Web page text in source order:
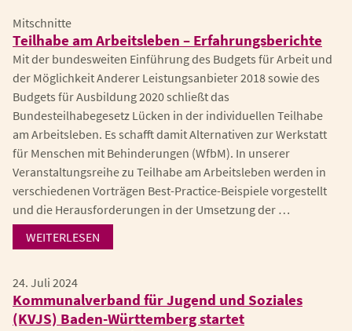
Mitschnitte
Teilhabe am Arbeitsleben – Erfahrungsberichte
Mit der bundesweiten Einführung des Budgets für Arbeit und
der Möglichkeit Anderer Leistungsanbieter 2018 sowie des
Budgets für Ausbildung 2020 schließt das
Bundesteilhabegesetz Lücken in der individuellen Teilhabe
am Arbeitsleben. Es schafft damit Alternativen zur Werkstatt
für Menschen mit Behinderungen (WfbM). In unserer
Veranstaltungsreihe zu Teilhabe am Arbeitsleben werden in
verschiedenen Vorträgen Best-Practice-Beispiele vorgestellt
und die Herausforderungen in der Umsetzung der …
WEITERLESEN
24. Juli 2024
Kommunalverband für Jugend und Soziales
(KVJS) Baden-Württemberg startet